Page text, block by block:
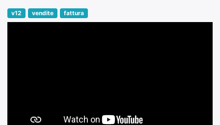
v12 vendite fattura